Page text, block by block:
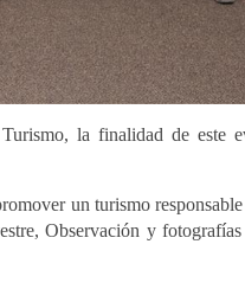
la finalidad de este
un turismo
Observación y fotografías